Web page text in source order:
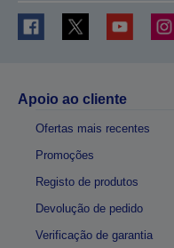
Apoio ao cliente
Ofertas mais recentes
Promoções
Registo de produtos
Devolução de pedido
Verificação de garantia